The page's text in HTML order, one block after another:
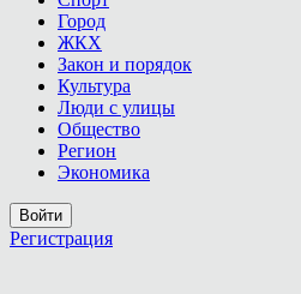
Город
ЖКХ
Закон и порядок
Культура
Люди с улицы
Общество
Регион
Экономика
Войти
Регистрация